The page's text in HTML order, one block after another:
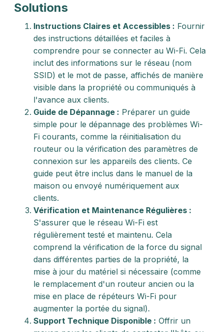
Solutions
Instructions Claires et Accessibles : Fournir
des instructions détaillées et faciles à
comprendre pour se connecter au Wi-Fi. Cela
inclut des informations sur le réseau (nom
SSID) et le mot de passe, affichés de manière
visible dans la propriété ou communiqués à
l'avance aux clients.
Guide de Dépannage : Préparer un guide
simple pour le dépannage des problèmes Wi-
Fi courants, comme la réinitialisation du
routeur ou la vérification des paramètres de
connexion sur les appareils des clients. Ce
guide peut être inclus dans le manuel de la
maison ou envoyé numériquement aux
clients.
Vérification et Maintenance Régulières :
S'assurer que le réseau Wi-Fi est
régulièrement testé et maintenu. Cela
comprend la vérification de la force du signal
dans différentes parties de la propriété, la
mise à jour du matériel si nécessaire (comme
le remplacement d'un routeur ancien ou la
mise en place de répéteurs Wi-Fi pour
augmenter la portée du signal).
Support Technique Disponible : Offrir un